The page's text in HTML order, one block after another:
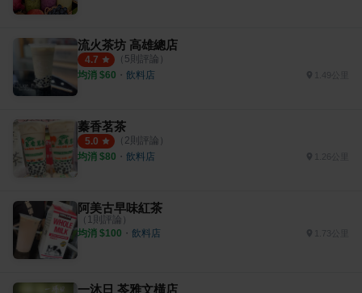
流火茶坊 高雄總店
4.7 （ 5則評論）
均消 $60 ・ 飲料店 1.49公里
蓁香茗茶
5.0 （ 2則評論）
均消 $80 ・ 飲料店 1.26公里
阿美古早味紅茶
（ 1則評論）
均消 $100 ・ 飲料店 1.73公里
一沐日 苓雅文橫店